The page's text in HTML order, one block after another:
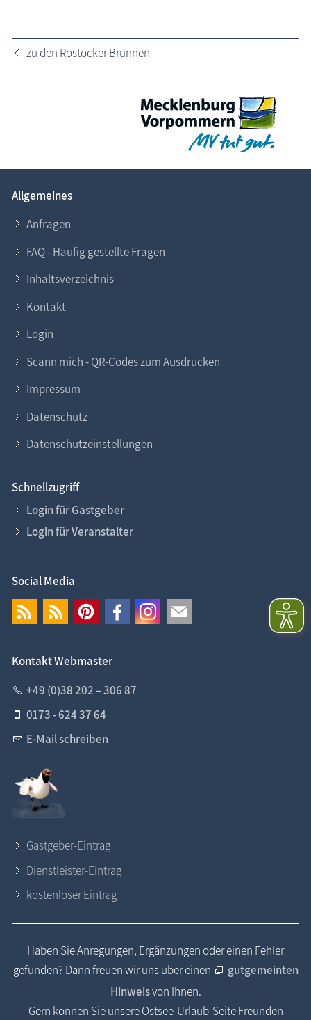
zu den Rostocker Brunnen
Allgemeines
Anfragen
FAQ - Häufig gestellte Fragen
Inhaltsverzeichnis
Kontakt
Login
Scann mich - QR-Codes zum Ausdrucken
Impressum
Datenschutz
Datenschutzeinstellungen
Schnellzugriff
Login für Gastgeber
Login für Veranstalter
Social Media
Kontakt Webmaster
+49 (0)38 202 – 306 87
0173 - 624 37 64
E-Mail schreiben
Gastgeber-Eintrag
Dienstleister-Eintrag
kostenloser Eintrag
Haben Sie Anregungen, Ergänzungen oder einen Fehler
gefunden? Dann freuen wir uns über einen
gutgemeinten
Hinweisvon Ihnen.
Gern können Sie unsere Ostsee-Urlaub-Seite Freunden